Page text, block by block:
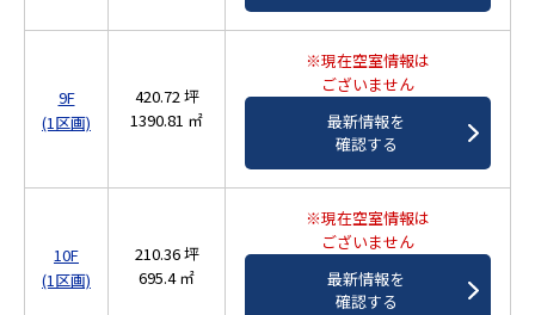
9F
(1区画)
420.72 坪
1390.81 ㎡
※現在空室情報は
ございません
最新情報を
確認する
10F
(1区画)
210.36 坪
695.4 ㎡
※現在空室情報は
ございません
最新情報を
確認する